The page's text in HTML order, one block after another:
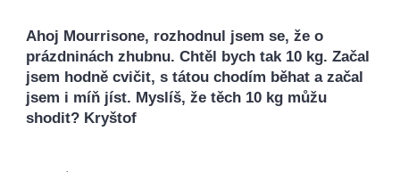
Ahoj Mourrisone, rozhodnul jsem se, že o
prázdninách zhubnu. Chtěl bych tak 10 kg. Začal
jsem hodně cvičit, s tátou chodím běhat a začal
jsem i míň jíst. Myslíš, že těch 10 kg můžu
shodit? Kryštof